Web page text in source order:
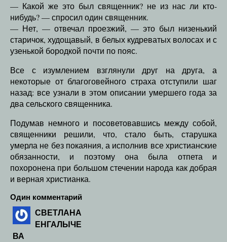
— Какой же это был священник? не из нас ли кто-
нибудь? — спросил один священник.
— Нет, — отвечал проезжий, — это был низенький
старичок, худощавый, в белых кудреватых волосах и с
узенькой бородкой почти по пояс.
Все с изумлением взглянули друг на друга, а
некоторые от благоговейного страха отступили шаг
назад: все узнали в этом описании умершего года за
два сельского священника.
Подумав немного и посоветовавшись между собой,
священники решили, что, стало быть, старушка
умерла не без покаяния, а исполнив все христианские
обязанности, и поэтому она была отпета и
похоронена при большом стечении народа как добрая
и верная христианка.
Один комментарий
СВЕТЛАНА
ЕНГАЛЫЧЕ
ВА